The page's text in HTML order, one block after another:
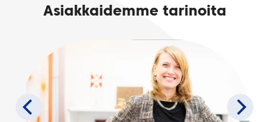
Asiakkaidemme tarinoita